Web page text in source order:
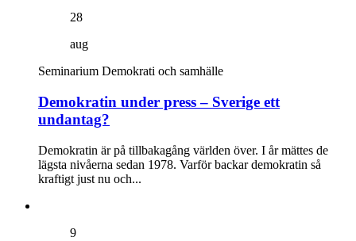
28
aug
Seminarium Demokrati och samhälle
Demokratin under press – Sverige ett
undantag?
Demokratin är på tillbakagång världen över. I år mättes de
lägsta nivåerna sedan 1978. Varför backar demokratin så
kraftigt just nu och...
9